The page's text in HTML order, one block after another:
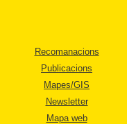
Recomanacions
Publicacions
Mapes/GIS
Newsletter
Mapa web